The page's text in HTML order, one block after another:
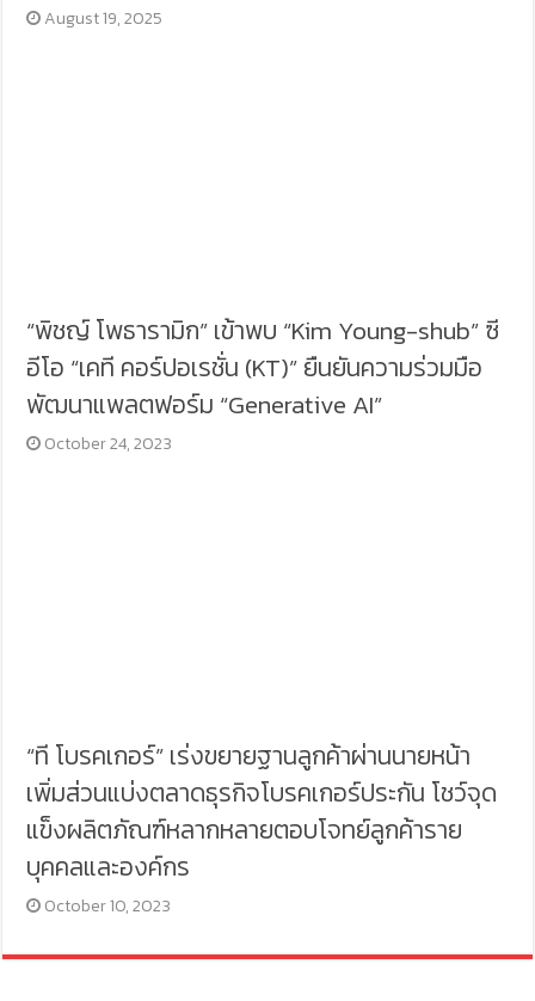
August 19, 2025
“พิชญ์ โพธารามิก” เข้าพบ “Kim Young-shub” ซี
อีโอ “เคที คอร์ปอเรชั่น (KT)” ยืนยันความร่วมมือ
พัฒนาแพลตฟอร์ม “Generative AI”
October 24, 2023
“ที โบรคเกอร์” เร่งขยายฐานลูกค้าผ่านนายหน้า
เพิ่มส่วนแบ่งตลาดธุรกิจโบรคเกอร์ประกัน โชว์จุด
แข็งผลิตภัณฑ์หลากหลายตอบโจทย์ลูกค้าราย
บุคคลและองค์กร
October 10, 2023